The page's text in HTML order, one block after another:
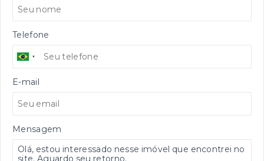
Telefone
E-mail
Mensagem